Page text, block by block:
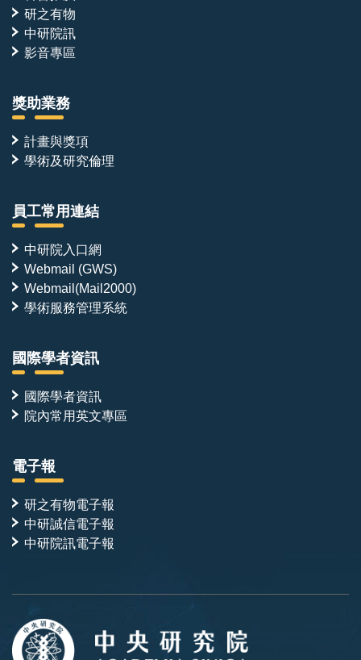
研之有物
中研院訊
影音專區
獎助業務
計畫與獎項
學術及研究倫理
員工常用連結
中研院入口網
Webmail (GWS)
Webmail(Mail2000)
學術服務管理系統
國際學者資訊
國際學者資訊
院內常用英文專區
電子報
研之有物電子報
中研誠信電子報
中研院訊電子報